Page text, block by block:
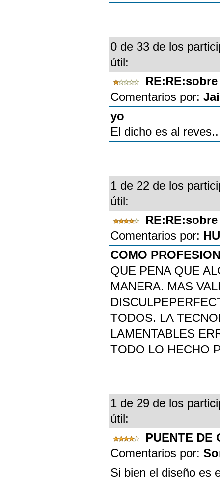
0 de 33 de los
útil:
Comentarios por:
yo
El dicho es al
1 de 22 de los
útil:
Comentarios por:
COMO
QUE PENA QUE
MANERA. MAS
TODOS. LA
LAMENTABLES
TODO LO HECHO
1 de 29 de los
útil:
PUENTE DE
Comentarios por:
Si bien el diseño es